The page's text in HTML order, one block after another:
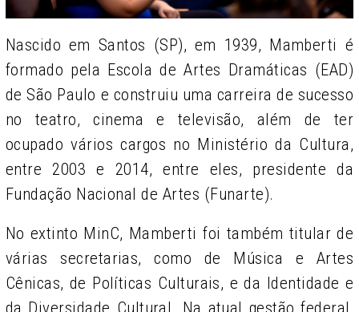
Nascido em Santos (SP), em 1939, Mamberti é
formado pela Escola de Artes Dramáticas (EAD)
de São Paulo e construiu uma carreira de sucesso
no teatro, cinema e televisão, além de ter
ocupado vários cargos no Ministério da Cultura,
entre 2003 e 2014, entre eles, presidente da
Fundação Nacional de Artes (Funarte).
No extinto MinC, Mamberti foi também titular de
várias secretarias, como de Música e Artes
Cênicas, de Políticas Culturais, e da Identidade e
da Diversidade Cultural. Na atual gestão federal,